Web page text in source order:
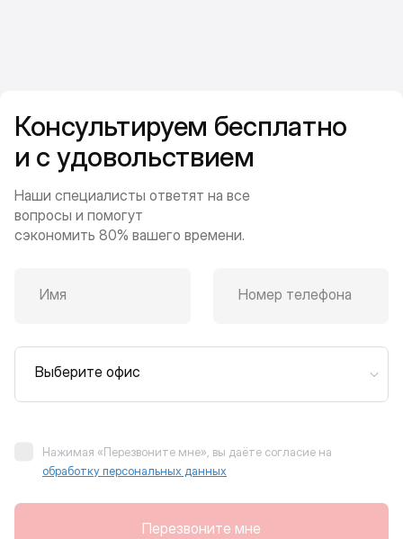
Консультируем бесплатно
и с удовольствием
Наши специалисты ответят на все
вопросы и помогут
сэкономить 80% вашего времени.
Имя Номер телефона
Выберите офис
Нажимая «Перезвоните мне», вы даёте согласие на
обработку персональных данных
Перезвоните мне